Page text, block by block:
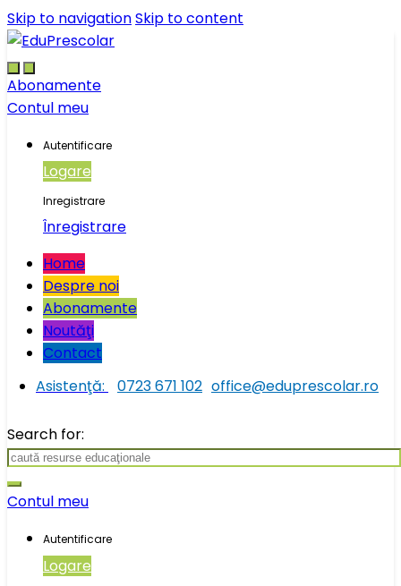
Skip to navigationSkip to content
Abonamente
Contul meu
Autentificare
Logare
Inregistrare
Înregistrare
Home
Despre noi
Abonamente
Noutăţi
Contact
Asistenţă:
0723 671 102 office@eduprescolar.ro
Search for:
Contul meu
Autentificare
Logare